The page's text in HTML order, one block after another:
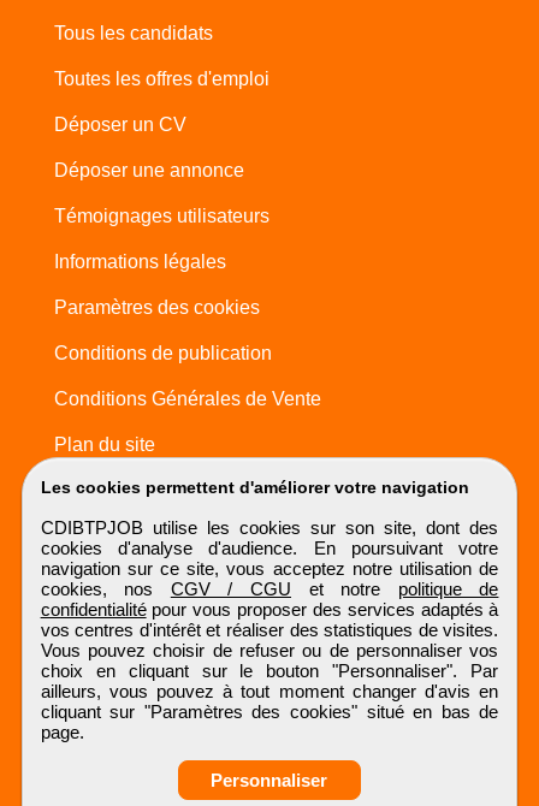
Les cookies permettent d'améliorer votre navigation
CDIBTPJOB utilise les cookies sur son site, dont des
cookies d'analyse d'audience. En poursuivant votre
navigation sur ce site, vous acceptez notre utilisation de
cookies, nos CGV / CGU et notre politique de
confidentialitépour vous proposer des services adaptés à
vos centres d'intérêt et réaliser des statistiques de visites.
Vous pouvez choisir de refuser ou de personnaliser vos
choix en cliquant sur le bouton "Personnaliser". Par
ailleurs, vous pouvez à tout moment changer d'avis en
cliquant sur "Paramètres des cookies" situé en bas de
page.
Personnaliser
Tous les candidats
Toutes les offres d'emploi
Déposer un CV
Déposer une annonce
Témoignages utilisateurs
Informations légales
Paramètres des cookies
Conditions de publication
Conditions Générales de Vente
Plan du site